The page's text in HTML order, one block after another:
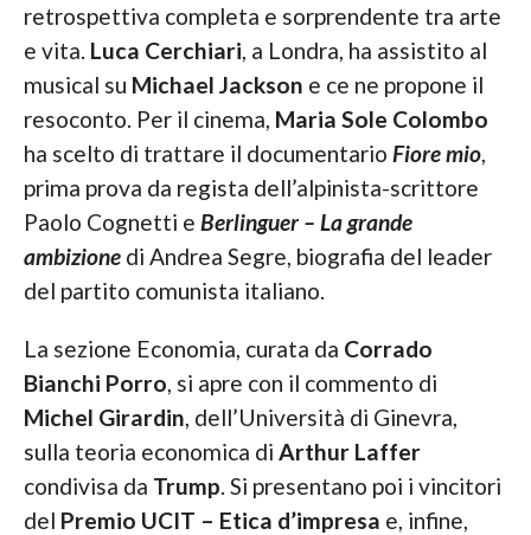
retrospettiva completa e sorprendente tra arte
e vita. Luca Cerchiari , a Londra, ha assistito al
musical su Michael Jackson e ce ne propone il
resoconto. Per il cinema, Maria Sole Colombo
ha scelto di trattare il documentario Fiore mio,
prima prova da regista dell’alpinista-scrittore
Paolo Cognetti e Berlinguer – La grande
ambizionedi Andrea Segre, biografia del leader
del partito comunista italiano.
La sezione Economia, curata da Corrado
Bianchi Porro , si apre con il commento di
Michel Girardin , dell’Università di Ginevra,
sulla teoria economica di Arthur Laffer
condivisa da Trump . Si presentano poi i vincitori
del Premio UCIT – Etica d’impresa e, infine,